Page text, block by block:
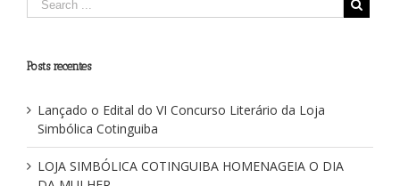
Ouro
e
Batalá
Posts recentes
Lançado o Edital do VI Concurso Literário da Loja
Simbólica Cotinguiba
LOJA SIMBÓLICA COTINGUIBA HOMENAGEIA O DIA